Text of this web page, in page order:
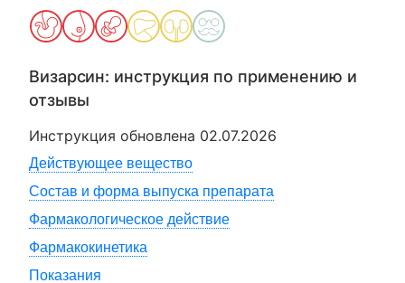
Визарсин: инструкция по применению и
отзывы
Инструкция обновлена 02.07.2026
Действующее вещество
Состав и форма выпуска препарата
Фармакологическое действие
Фармакокинетика
Показания